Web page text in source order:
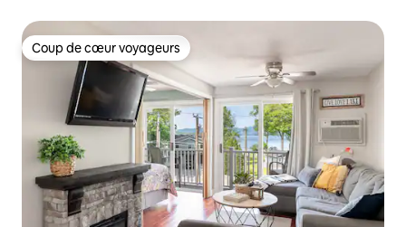
Coup de cœur voyageurs
Coup de cœur voyageurs